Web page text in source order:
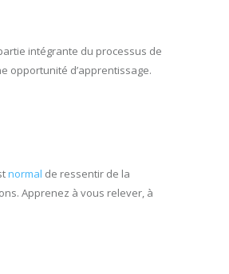
intégrante du processus de
opportunité d’apprentissage.
normal de ressentir de la
Apprenez à vous relever, à